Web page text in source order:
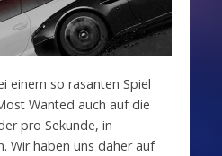
einem so rasanten Spiel
Wanted auch auf die
pro Sekunde, in
Wir haben uns daher auf